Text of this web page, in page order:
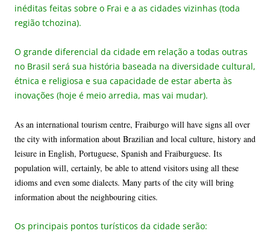
inéditas feitas sobre o Frai e a as cidades vizinhas (toda
região tchozina).
O grande diferencial da cidade em relação a todas outras
no Brasil será sua história baseada na diversidade cultural,
étnica e religiosa e sua capacidade de estar aberta às
inovações (hoje é meio arredia, mas vai mudar).
As an international tourism centre, Fraiburgo will have signs all over
the city with information about Brazilian and local culture, history and
leisure in English, Portuguese, Spanish and Fraiburguese. Its
population will, certainly, be able to attend visitors using all these
idioms and even some dialects. Many parts of the city will bring
information about the neighbouring cities.
Os principais pontos turísticos da cidade serão: